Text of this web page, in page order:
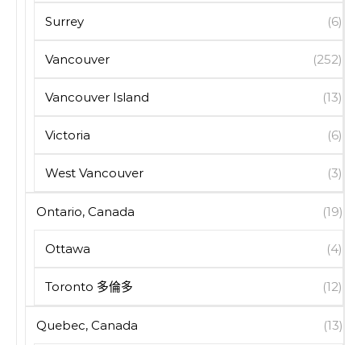
Surrey (6)
Vancouver (252)
Vancouver Island (13)
Victoria (6)
West Vancouver (3)
Ontario, Canada (19)
Ottawa (4)
Toronto 多倫多 (12)
Quebec, Canada (13)